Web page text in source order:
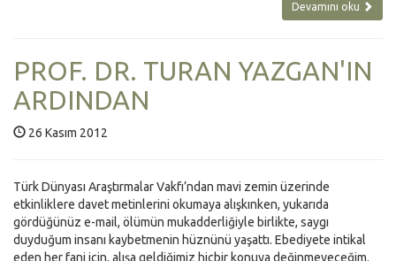
Devamını oku
PROF. DR. TURAN YAZGAN'IN
ARDINDAN
26 Kasım 2012
Türk Dünyası Araştırmalar Vakfı’ndan mavi zemin üzerinde
etkinliklere davet metinlerini okumaya alışkınken, yukarıda
gördüğünüz e-mail, ölümün mukadderliğiyle birlikte, saygı
duyduğum insanı kaybetmenin hüznünü yaşattı. Ebediyete intikal
eden her fani için, alışa geldiğimiz hiçbir konuya değinmeyeceğim.